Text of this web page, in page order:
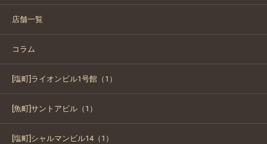
店舗一覧
コラム
[塩町]ライオンビル1号館（1）
[魚町]サントアビル（1）
[塩町]シャルマンビル14（1）